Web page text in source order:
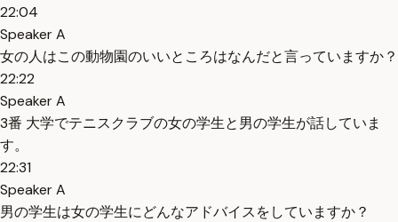
22:04
Speaker A
女の人はこの動物園のいいところはなんだと言っていますか？
22:22
Speaker A
3番 大学でテニスクラブの女の学生と男の学生が話していま
す。
22:31
Speaker A
男の学生は女の学生にどんなアドバイスをしていますか？